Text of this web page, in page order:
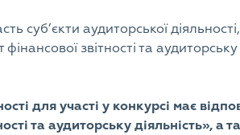
суб’єкти аудиторської
звітності та
для участі у конкурсі має
та аудиторську діяльність», а